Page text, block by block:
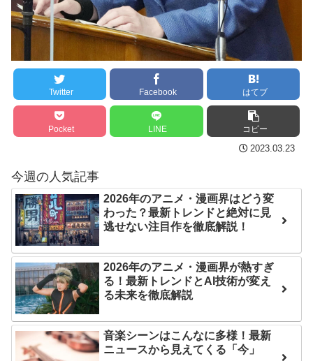
は采配に辛辣「おそろしい
内容の後半」「今日の森保
はチキン」
七ツ森りり ご令嬢と召使
いの禁断の恋…1日だけ許さ
れた夫婦としての時間をひ
たすら愛し合う。
互RSS
ンバーワンだ」 熊本地震直
後の日本の対応のスピード
に世界が衝撃
【第7話予告】水10ドラ
マ『ラムネモンキー』 トレ
ンディなクリスマスイヴ
36歳の彼女と結婚したい
び出した… 他
「本気で潰しにきてる」
ンが“まんまジャニーズ”とフ
ァン衝撃
Powered by livedoor 相
互RSS
Twitter Facebook はてブ
Pocket LINE コピー
2023.03.23
今週の人気記事
2026年のアニメ・漫画界はどう変
わった？最新トレンドと絶対に見
逃せない注目作を徹底解説！
2026年のアニメ・漫画界が熱すぎ
る！最新トレンドとAI技術が変え
る未来を徹底解説
音楽シーンはこんなに多様！最新
ニュースから見えてくる「今」